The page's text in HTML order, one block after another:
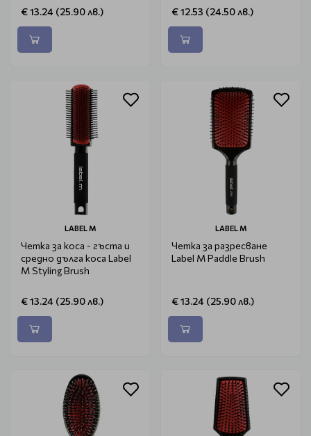
€ 13.24 (25.90 лв.) € 12.53 (24.50 лв.)
LABEL M
Четка за коса - гъста и
средно дълга коса Label
M Styling Brush
€ 13.24 (25.90 лв.)
LABEL M
Четка за разресване
Label M Paddle Brush
€ 13.24 (25.90 лв.)